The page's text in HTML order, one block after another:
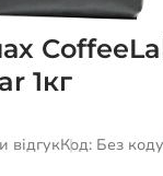
1кг
відгукКод: Без коду